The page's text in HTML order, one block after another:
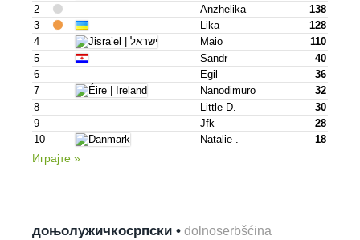
2
Anzhelika
138
3
Lika
128
4
Maio
110
5
Sandr
40
6
Egil
36
7
Nanodimuro
32
8
Little D.
30
9
Jfk
28
10
Natalie . 18
Играјте »
доњо­лужичкосрпски • dolnoserbšćina